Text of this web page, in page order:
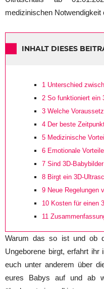
medizinischen Notwendigkeit
INHALT DIESES
1 Unterschied
2 So funktioniert ein
3 Welche
4 Der beste
5 Medizinische
6 Emotionale
7 Sind 3D-
8 Birgt ein 3D-
9 Neue Regelungen
10 Kosten für einen
11
Warum das so ist und ob
Ungeborene birgt, erfahrt
euch unter anderem über
eures Babys auf und ab